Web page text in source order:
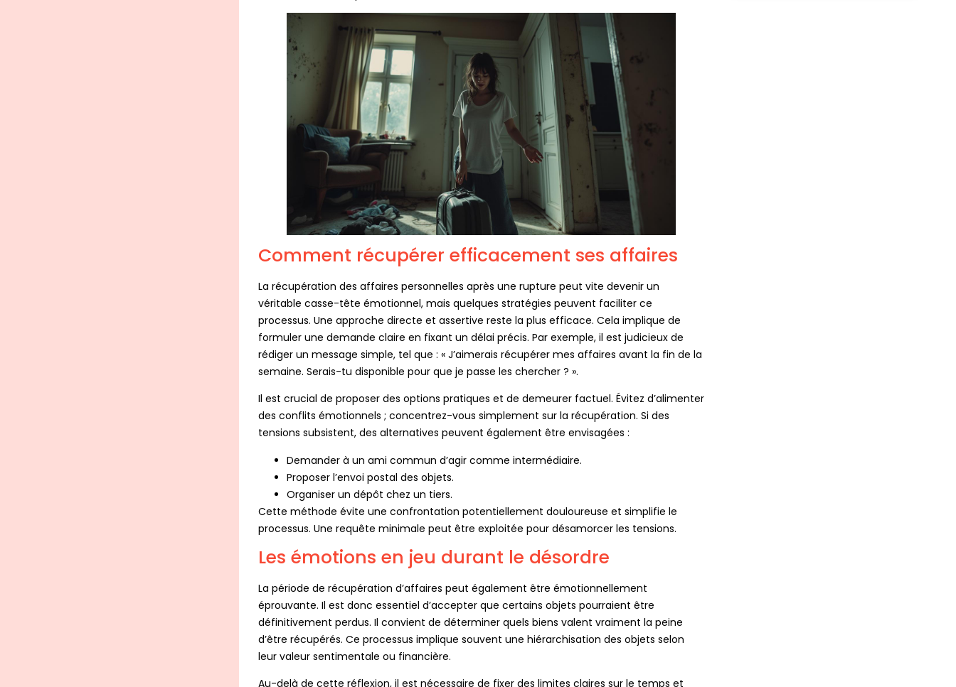
Comment récupérer efficacement ses affaires
La récupération des affaires personnelles après une rupture peut vite devenir un
véritable casse-tête émotionnel, mais quelques stratégies peuvent faciliter ce
processus. Une approche directe et assertive reste la plus efficace. Cela implique de
formuler une demande claire en fixant un délai précis. Par exemple, il est judicieux de
rédiger un message simple, tel que : « J’aimerais récupérer mes affaires avant la fin de la
semaine. Serais-tu disponible pour que je passe les chercher ? ».
Il est crucial de proposer des options pratiques et de demeurer factuel. Évitez d’alimenter
des conflits émotionnels ; concentrez-vous simplement sur la récupération. Si des
tensions subsistent, des alternatives peuvent également être envisagées :
Demander à un ami commun d’agir comme intermédiaire.
Proposer l’envoi postal des objets.
Organiser un dépôt chez un tiers.
Cette méthode évite une confrontation potentiellement douloureuse et simplifie le
processus. Une requête minimale peut être exploitée pour désamorcer les tensions.
Les émotions en jeu durant le désordre
La période de récupération d’affaires peut également être émotionnellement
éprouvante. Il est donc essentiel d’accepter que certains objets pourraient être
définitivement perdus. Il convient de déterminer quels biens valent vraiment la peine
d’être récupérés. Ce processus implique souvent une hiérarchisation des objets selon
leur valeur sentimentale ou financière.
Au-delà de cette réflexion, il est nécessaire de fixer des limites claires sur le temps et